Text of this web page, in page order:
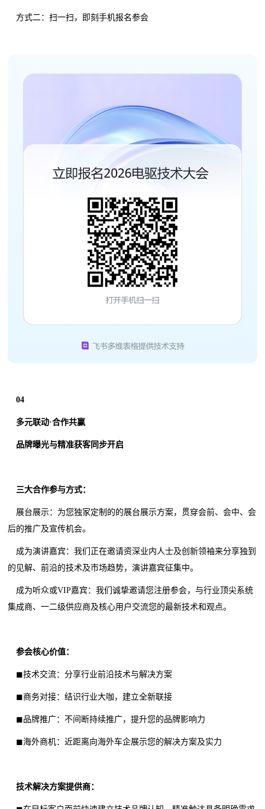
方式二：扫一扫，即刻手机报名参会
04
多元联动·合作共赢
品牌曝光与精准获客同步开启
三大合作参与方式：
展台展示：为您独家定制的的展台展示方案，贯穿会前、会中、会
后的推广及宣传机会。
成为演讲嘉宾：我们正在邀请资深业内人士及创新领袖来分享独到
的见解、前沿的技术及市场趋势，演讲嘉宾征集中。
成为听众或VIP嘉宾：我们诚挚邀请您注册参会，与行业顶尖系统
集成商、一二级供应商及核心用户交流您的最新技术和观点。
参会核心价值：
◼技术交流：分享行业前沿技术与解决方案
◼商务对接：结识行业大咖，建立全新联接
◼品牌推广：不间断持续推广，提升您的品牌影响力
◼海外商机：近距离向海外车企展示您的解决方案及实力
技术解决方案提供商：